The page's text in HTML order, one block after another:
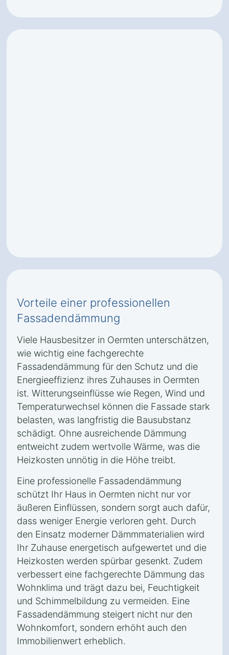
Vorteile einer professionellen
Fassadendämmung
Viele Hausbesitzer in Oermten unterschätzen,
wie wichtig eine fachgerechte
Fassadendämmung für den Schutz und die
Energieeffizienz ihres Zuhauses in Oermten
ist. Witterungseinflüsse wie Regen, Wind und
Temperaturwechsel können die Fassade stark
belasten, was langfristig die Bausubstanz
schädigt. Ohne ausreichende Dämmung
entweicht zudem wertvolle Wärme, was die
Heizkosten unnötig in die Höhe treibt.
Eine professionelle Fassadendämmung
schützt Ihr Haus in Oermten nicht nur vor
äußeren Einflüssen, sondern sorgt auch dafür,
dass weniger Energie verloren geht. Durch
den Einsatz moderner Dämmmaterialien wird
Ihr Zuhause energetisch aufgewertet und die
Heizkosten werden spürbar gesenkt. Zudem
verbessert eine fachgerechte Dämmung das
Wohnklima und trägt dazu bei, Feuchtigkeit
und Schimmelbildung zu vermeiden. Eine
Fassadendämmung steigert nicht nur den
Wohnkomfort, sondern erhöht auch den
Immobilienwert erheblich.